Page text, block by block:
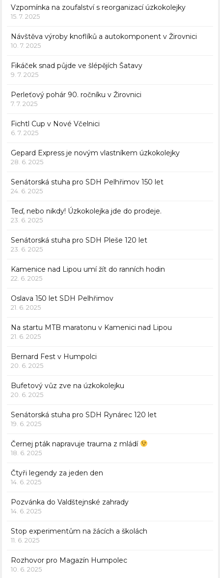
Vzpomínka na zoufalství s reorganizací úzkokolejky
15. 7. 2025
Návštěva výroby knoflíků a autokomponent v Žirovnici
10. 7. 2025
Fikáček snad půjde ve šlépějích Šatavy
9. 7. 2025
Perleťový pohár 90. ročníku v Žirovnici
7. 7. 2025
Fichtl Cup v Nové Včelnici
6. 7. 2025
Gepard Express je novým vlastníkem úzkokolejky
28. 6. 2025
Senátorská stuha pro SDH Pelhřimov 150 let
24. 6. 2025
Teď, nebo nikdy! Úzkokolejka jde do prodeje.
23. 6. 2025
Senátorská stuha pro SDH Pleše 120 let
23. 6. 2025
Kamenice nad Lipou umí žít do ranních hodin
22. 6. 2025
Oslava 150 let SDH Pelhřimov
21. 6. 2025
Na startu MTB maratonu v Kamenici nad Lipou
21. 6. 2025
Bernard Fest v Humpolci
20. 6. 2025
Bufetový vůz zve na úzkokolejku
20. 6. 2025
Senátorská stuha pro SDH Rynárec 120 let
19. 6. 2025
Černej pták napravuje trauma z mládí
18. 6. 2025
Čtyři legendy za jeden den
14. 6. 2025
Pozvánka do Valdštejnské zahrady
14. 6. 2025
Stop experimentům na žácích a školách
11. 6. 2025
Rozhovor pro Magazín Humpolec
10. 6. 2025